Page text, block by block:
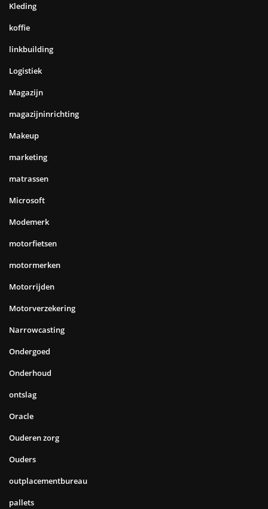
Kleding
koffie
linkbuilding
Logistiek
Magazijn
magazijninrichting
Makeup
marketing
matrassen
Microsoft
Modemerk
motorfietsen
motormerken
Motorrijden
Motorverzekering
Narrowcasting
Ondergoed
Onderhoud
ontslag
Oracle
Ouderen zorg
Ouders
outplacementbureau
pallets